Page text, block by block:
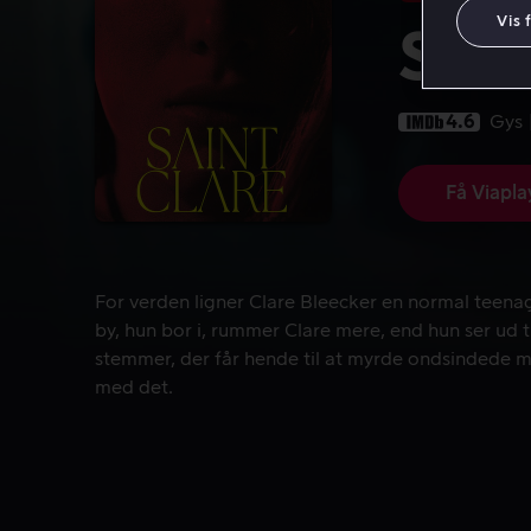
4.6 Gys
Få
For verden ligner Clare Bleecker en normal
For verden ligner Clare Bleecker en normal
by, hun bor i, rummer Clare mere, end hun ser ud
stemmer, der får hende til at myrde ondsindede
med det.
Vis